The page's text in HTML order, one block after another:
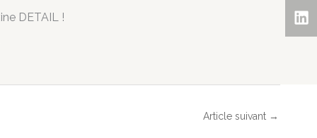
DETAIL !
Article suivant →